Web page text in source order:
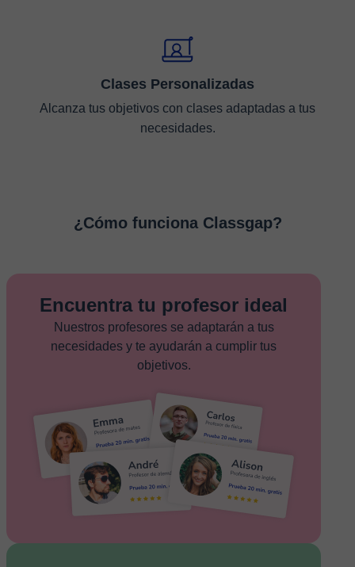
Clases Personalizadas
Alcanza tus objetivos con clases adaptadas a tus
necesidades.
¿Cómo funciona Classgap?
Encuentra tu profesor ideal
Nuestros profesores se adaptarán a tus
necesidades y te ayudarán a cumplir tus
objetivos.